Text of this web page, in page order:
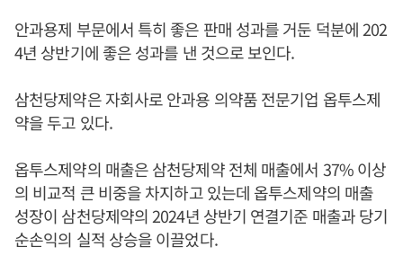
안과용제 부문에서 특히 좋은 판매 성과를 거둔 덕분에 202
4년 상반기에 좋은 성과를 낸 것으로 보인다.
삼천당제약은 자회사로 안과용 의약품 전문기업 옵투스제
약을 두고 있다.
옵투스제약의 매출은 삼천당제약 전체 매출에서 37% 이상
의 비교적 큰 비중을 차지하고 있는데 옵투스제약의 매출
성장이 삼천당제약의 2024년 상반기 연결기준 매출과 당기
순손익의 실적 상승을 이끌었다.